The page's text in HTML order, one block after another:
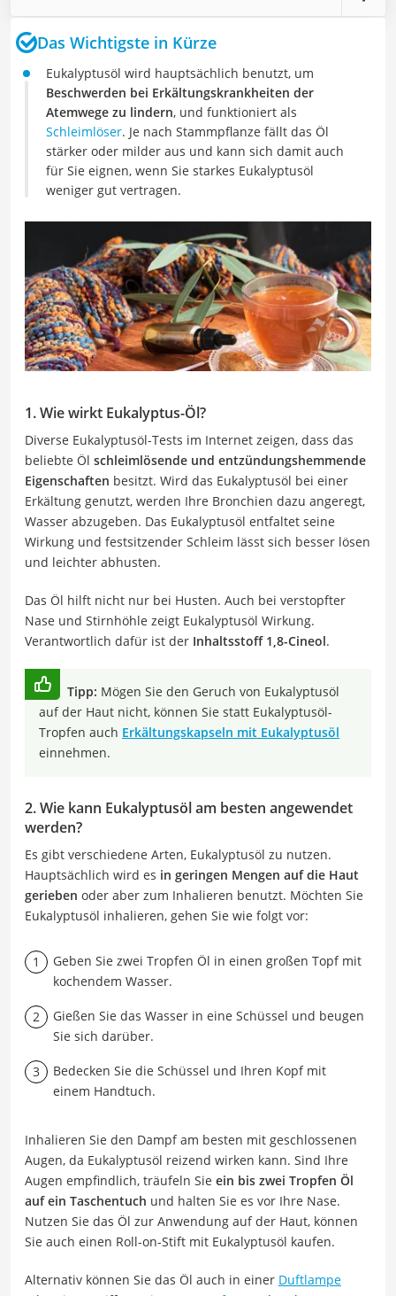
Das Wichtigste in Kürze
Eukalyptusöl wird hauptsächlich benutzt, um
Beschwerden bei Erkältungskrankheiten der
Atemwege zu lindern, und funktioniert als
Schleimlöser. Je nach Stammpflanze fällt das Öl
stärker oder milder aus und kann sich damit auch
für Sie eignen, wenn Sie starkes Eukalyptusöl
weniger gut vertragen.
1. Wie wirkt Eukalyptus-Öl?
Diverse Eukalyptusöl-Tests im Internet zeigen, dass das
beliebte Öl schleimlösende und entzündungshemmende
Eigenschaften besitzt. Wird das Eukalyptusöl bei einer
Erkältung genutzt, werden Ihre Bronchien dazu angeregt,
Wasser abzugeben. Das Eukalyptusöl entfaltet seine
Wirkung und festsitzender Schleim lässt sich besser lösen
und leichter abhusten.
Das Öl hilft nicht nur bei Husten. Auch bei verstopfter
Nase und Stirnhöhle zeigt Eukalyptusöl Wirkung.
Verantwortlich dafür ist der Inhaltsstoff 1,8-Cineol.
Tipp: Mögen Sie den Geruch von Eukalyptusöl
auf der Haut nicht, können Sie statt Eukalyptusöl-
Tropfen auch Erkältungskapseln mit Eukalyptusöl
einnehmen.
2. Wie kann Eukalyptusöl am besten angewendet
werden?
Es gibt verschiedene Arten, Eukalyptusöl zu nutzen.
Hauptsächlich wird es in geringen Mengen auf die Haut
gerieben oder aber zum Inhalieren benutzt. Möchten Sie
Eukalyptusöl inhalieren, gehen Sie wie folgt vor:
Geben Sie zwei Tropfen Öl in einen großen Topf mit
kochendem Wasser.
Gießen Sie das Wasser in eine Schüssel und beugen
Sie sich darüber.
Bedecken Sie die Schüssel und Ihren Kopf mit
einem Handtuch.
Inhalieren Sie den Dampf am besten mit geschlossenen
Augen, da Eukalyptusöl reizend wirken kann. Sind Ihre
Augen empfindlich, träufeln Sie ein bis zwei Tropfen Öl
auf ein Taschentuch und halten Sie es vor Ihre Nase.
Nutzen Sie das Öl zur Anwendung auf der Haut, können
Sie auch einen Roll-on-Stift mit Eukalyptusöl kaufen.
Alternativ können Sie das Öl auch in einer Duftlampe